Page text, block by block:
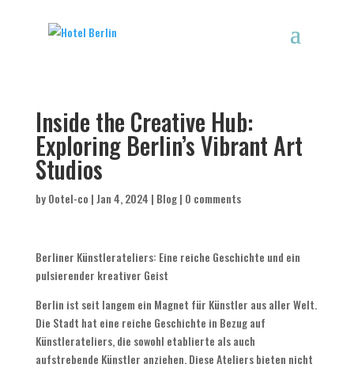
Inside the Creative Hub:
Exploring Berlin’s Vibrant Art
Studios
byOotel-co |Jan 4, 2024 | Blog| 0 comments
Berliner Künstlerateliers: Eine reiche Geschichte und ein
pulsierender kreativer Geist
Berlin ist seit langem ein Magnet für Künstler aus aller Welt.
Die Stadt hat eine reiche Geschichte in Bezug auf
Künstlerateliers, die sowohl etablierte als auch
aufstrebende Künstler anziehen. Diese Ateliers bieten nicht